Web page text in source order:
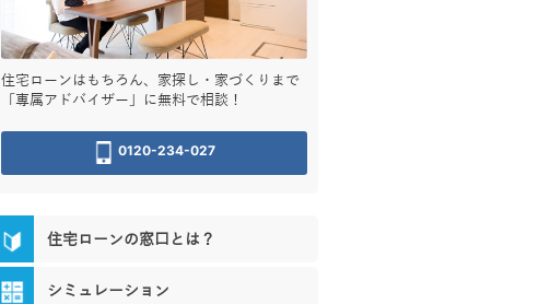
住宅ローンはもちろん、家探し・家づくりまで
「専属アドバイザー」に無料で相談！
0120-234-027
住宅ローンの窓口とは？
シミュレーション